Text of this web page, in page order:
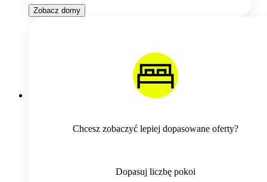
Zobacz domy
Chcesz zobaczyć lepiej dopasowane oferty?
Dopasuj liczbę pokoi